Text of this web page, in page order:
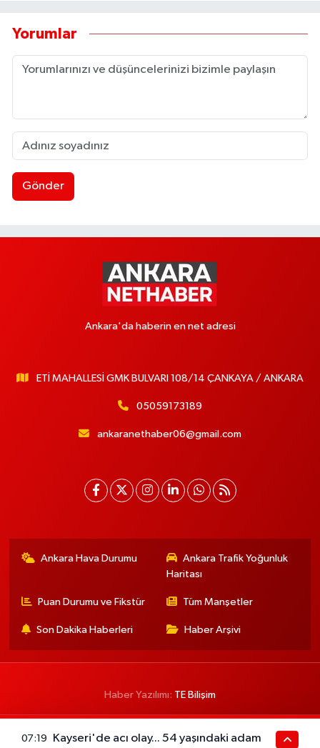
Yorumlar
Gönder
Ankara'da haberin en net adresi
ETİ MAHALLESİ GMK BULVARI 108/14 ÇANKAYA / ANKARA
05059173189
ankaranethaber06@gmail.com
Ankara Hava Durumu
Ankara Trafik Yoğunluk
Haritası
Puan Durumu ve Fikstür Tüm Manşetler
Son Dakika Haberleri Haber Arşivi
Haber Yazılımı: TE Bilişim
07:19
Kayseri'de acı olay... 54 yaşındaki adam